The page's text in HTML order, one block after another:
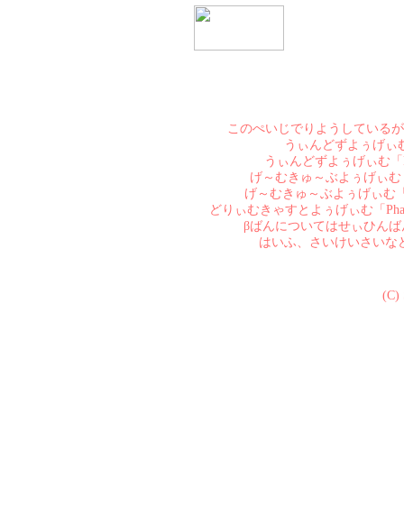
このぺいじでりようしている
うぃんどずよぅげぃ
うぃんどずよぅげぃむ「
げ～むきゅ～ぶよぅげぃむ
げ～むきゅ～ぶよぅげぃむ
どりぃむきゃすとよぅげぃむ「
βばんについてはせぃひん
はいふ、さいけいさいな
(C)